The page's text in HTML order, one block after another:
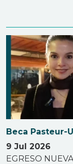
Beca Pasteur-
9 Jul 2026
EGRESO